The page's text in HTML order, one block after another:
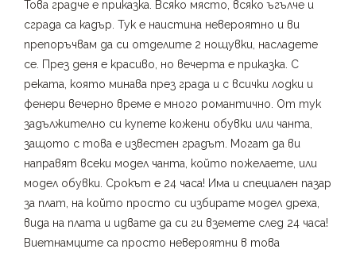
Това градче е приказка. Всяко място, всяко ъгълче и
сграда са кадър. Тук е наистина невероятно и ви
препоръчвам да си отделите 2 нощувки, насладете
се. През деня е красиво, но вечерта е приказка. С
реката, която минава през града и с всички лодки и
фенери вечерно време е много романтично. От тук
задължително си купете кожени обувки или чанта,
защото с това е известен градът. Могат да ви
направят всеки модел чанта, който пожелаете, или
модел обувки. Срокът е 24 часа! Има и специален пазар
за плат, на който просто си избирате модел дреха,
вида на плата и идвате да си ги вземете след 24 часа!
Виетнамците са просто невероятни в това